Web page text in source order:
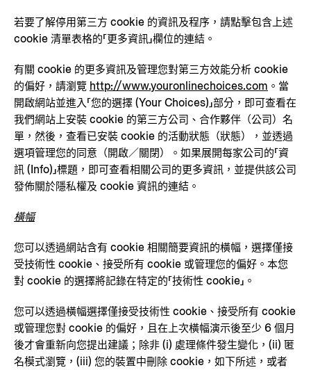
若要了解停用第三方 cookie 的資訊及程序，請點擊包含上述
cookie 清單表格的「更多資訊」欄位的連結。
有關 cookie 的更多資訊及管理您對第三方效能分析 cookie
的偏好，請瀏覽 http://www.youronlinechoices.com 。當
開啟網站並進入「您的選擇 (Your Choices)」部分，即可查看在
我們網站上安裝 cookie 的第三方公司、合作夥伴（公司）名
單，然後，查看已安裝 cookie 的活動狀態（狀態），並透過
選項管理您的同意（開啟／關閉）。如果展開每家公司的「資
訊 (Info)」標題，即可查看相關公司的更多資訊，並提供該公司
發佈關於隱私權及 cookie 資訊的連結。
橫幅
您可以透過網站含有 cookie 相關簡要資訊的橫幅，選擇僅接
受技術性 cookie、接受所有 cookie 或管理您的偏好。本您
對 cookie 的選擇將記錄在特定的「技術性 cookie」。
您可以透過橫幅選擇僅接受技術性 cookie、接受所有 cookie
或管理您對 cookie 的偏好，且在上次橫幅演示後至少 6 個月
後才會重新向您提出建議；除非 (i) 處理條件發生變化，(ii) 匿
名模式瀏覽，(iii) 您的裝置中刪除 cookie，如下所述，或者